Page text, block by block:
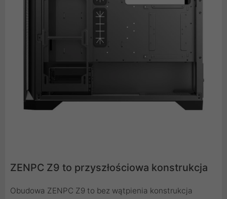
ZENPC Z9 to przyszłościowa konstrukcja
Obudowa ZENPC Z9 to bez wątpienia konstrukcja